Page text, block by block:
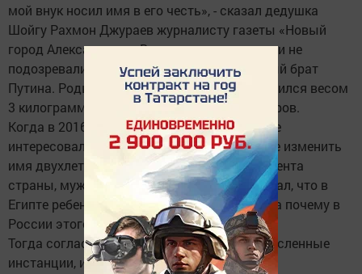
мой внук носил имя в его честь», - сказал дедушка
Шойгу Рахмон Джураев журналисту газеты «Новый
город Александров». В городском роддоме и не
подозревали, что у них родился двоюродный брат
Путина. Роды прошли хорошо. Мальчик родился весом
3 килограмма 200 грамм, рост 50 сантиметров.
Когда в 2016 году журналист издания также
интересовался у Рахмона Джураева об идее изменить
имя двухлетнего внука на фамилию Президента
страны, мужчина пояснил: «Я как-то прочитал, что в
Египте ребенку дали имя Путин, и подумал, а почему в
России этого нет».
Тогда согласование имени прошло многочисленные
инстанции, и почти четыре месяца новое